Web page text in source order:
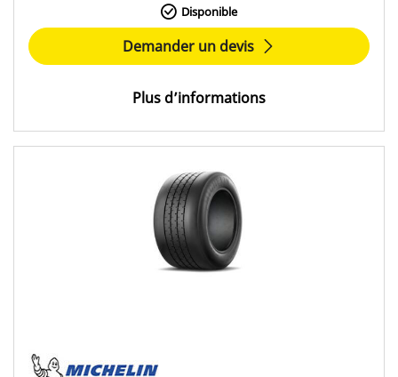
Disponible
Demander un devis
Plus d’informations